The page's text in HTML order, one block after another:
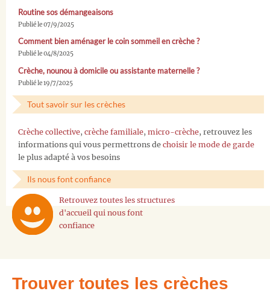
Routine sos démangeaisons
Publié le 07/9/2025
Comment bien aménager le coin sommeil en crèche ?
Publié le 04/8/2025
Crèche, nounou à domicile ou assistante maternelle ?
Publié le 19/7/2025
Tout savoir sur les crèches
Crèche collective, crèche familiale, micro-crèche, retrouvez les
informations qui vous permettrons de choisir le mode de garde
le plus adapté à vos besoins
Ils nous font confiance
Retrouvez toutes les structures
d'accueil qui nous font
confiance
Trouver toutes les crèches